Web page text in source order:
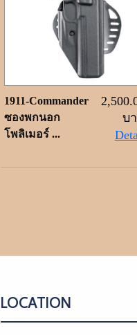
1911-Commander
ซองพกนอก
โพลิเมอร์ ...
บ
LOCATION